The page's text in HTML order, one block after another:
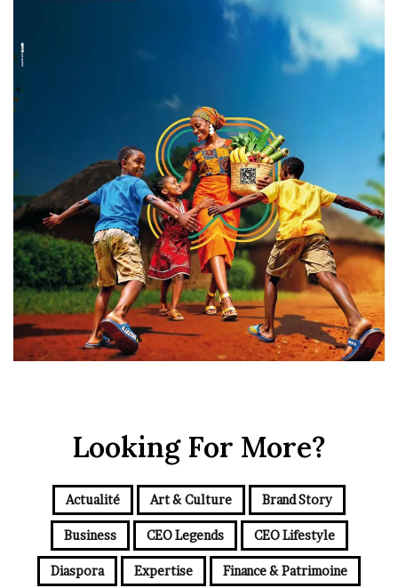
Looking For More?
Actualité Art & Culture Brand Story
Business CEO Legends CEO Lifestyle
Diaspora Expertise Finance & Patrimoine